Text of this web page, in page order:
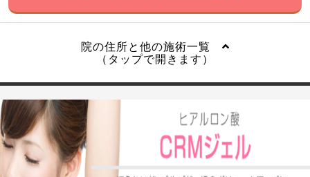
院の住所と他の施術一覧
（タップで開きます）